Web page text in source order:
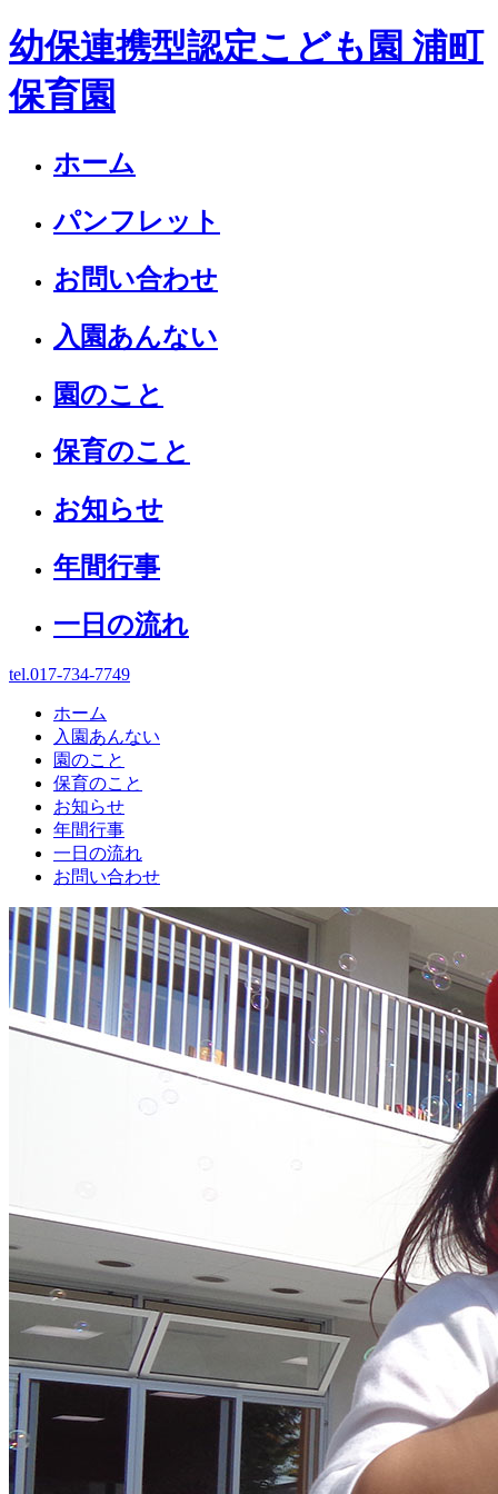
幼保連携型認定こども園 浦町
保育園
ホーム
パンフレット
お問い合わせ
入園あんない
園のこと
保育のこと
お知らせ
年間行事
一日の流れ
tel.017-734-7749
ホーム
入園あんない
園のこと
保育のこと
お知らせ
年間行事
一日の流れ
お問い合わせ